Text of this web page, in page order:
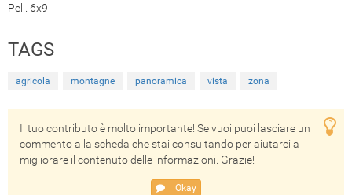
Pell. 6x9
TAGS
agricola montagne panoramica vista zona
Il tuo contributo è molto importante! Se vuoi puoi lasciare un
commento alla scheda che stai consultando per aiutarci a
migliorare il contenuto delle informazioni. Grazie!
Okay